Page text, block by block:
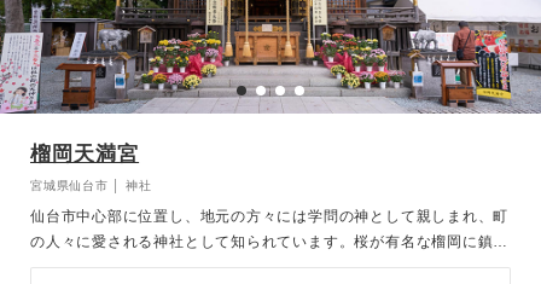
榴岡天満宮
宮城県仙台市 │ 神社
仙台市中心部に位置し、地元の方々には学問の神として親しまれ、町
の人々に愛される神社として知られています。桜が有名な榴岡に鎮座
するこの神社では、桜の季節にロケーション撮影もおすすめ。天神さ